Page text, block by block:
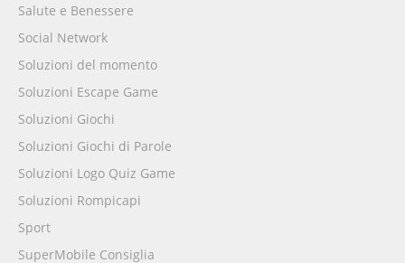
Salute e Benessere
Social Network
Soluzioni del momento
Soluzioni Escape Game
Soluzioni Giochi
Soluzioni Giochi di Parole
Soluzioni Logo Quiz Game
Soluzioni Rompicapi
Sport
SuperMobile Consiglia